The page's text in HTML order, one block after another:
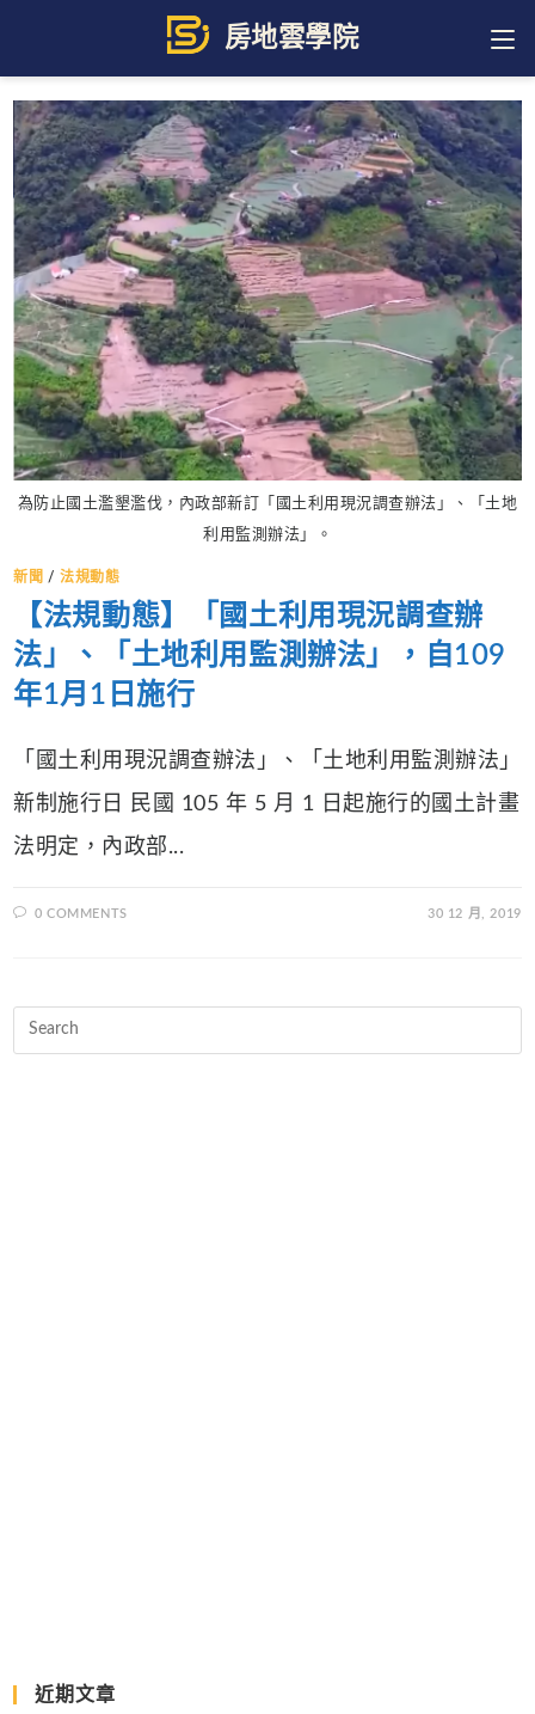
content
為防止國土濫墾濫伐，內政部新訂「國土利用現況調查辦法」、「土地
利用監測辦法」。
新聞 /法規動態
【法規動態】「國土利用現況調查辦
法」、「土地利用監測辦法」，自109
年1月1日施行
「國土利用現況調查辦法」、「土地利用監測辦法」
新制施行日 民國 105 年 5 月 1 日起施行的國土計畫
法明定，內政部...
0 COMMENTS 30 12 月, 2019
近期文章